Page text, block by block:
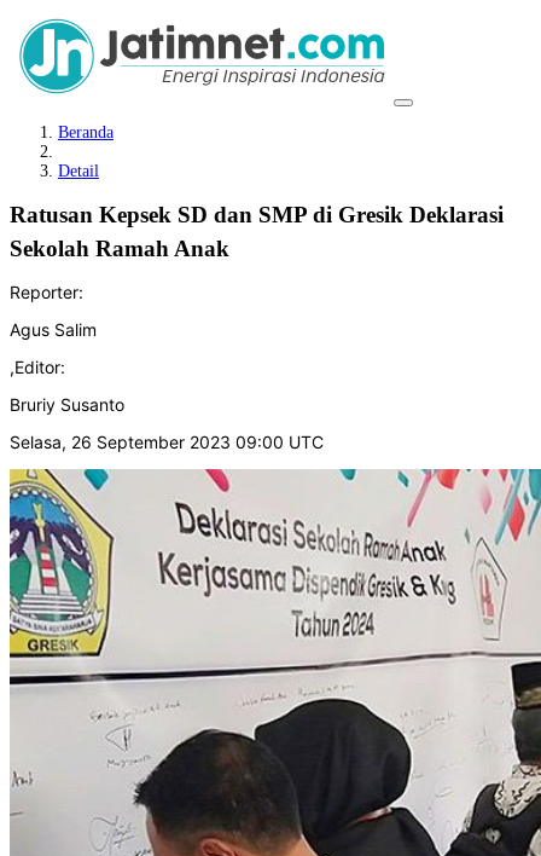
Beranda
Detail
Ratusan Kepsek SD dan SMP di Gresik Deklarasi
Sekolah Ramah Anak
Reporter:
Agus Salim
,Editor:
Bruriy Susanto
Selasa, 26 September 2023 09:00 UTC